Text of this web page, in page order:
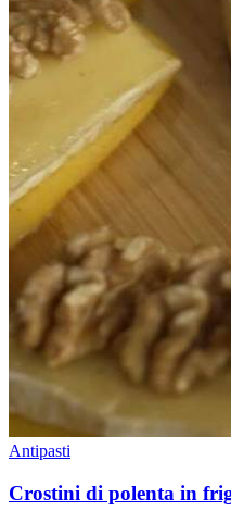
Antipasti
Crostini di polenta in